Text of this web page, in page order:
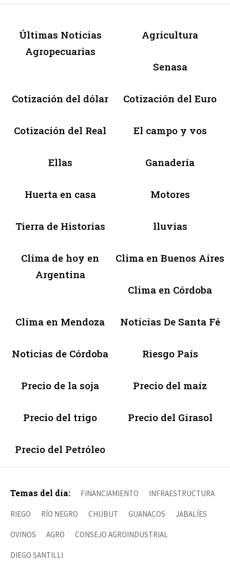
Últimas Noticias
Agropecuarias
Agricultura
Senasa
Cotización del dólar Cotización del Euro
Cotización del Real El campo y vos
Ellas Ganadería
Huerta en casa Motores
Tierra de Historias lluvias
Clima de hoy en
Argentina
Clima en Buenos Aires
Clima en Córdoba
Clima en Mendoza Noticias De Santa Fé
Noticias de Córdoba Riesgo País
Precio de la soja Precio del maíz
Precio del trigo Precio del Girasol
Precio del Petróleo
Temas del día: FINANCIAMIENTO INFRAESTRUCTURA
RIEGO RÍO NEGRO CHUBUT GUANACOS JABALÍES
OVINOS AGRO CONSEJO AGROINDUSTRIAL
DIEGO SANTILLI